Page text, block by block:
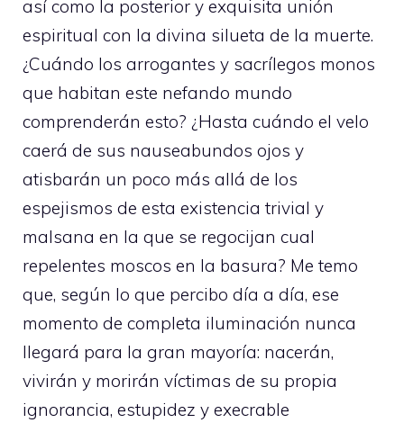
así como la posterior y exquisita unión
espiritual con la divina silueta de la muerte.
¿Cuándo los arrogantes y sacrílegos monos
que habitan este nefando mundo
comprenderán esto? ¿Hasta cuándo el velo
caerá de sus nauseabundos ojos y
atisbarán un poco más allá de los
espejismos de esta existencia trivial y
malsana en la que se regocijan cual
repelentes moscos en la basura? Me temo
que, según lo que percibo día a día, ese
momento de completa iluminación nunca
llegará para la gran mayoría: nacerán,
vivirán y morirán víctimas de su propia
ignorancia, estupidez y execrable